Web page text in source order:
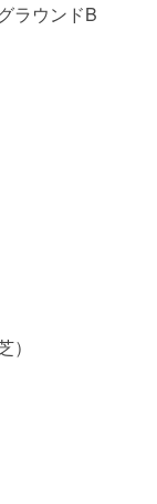
ラウンドB